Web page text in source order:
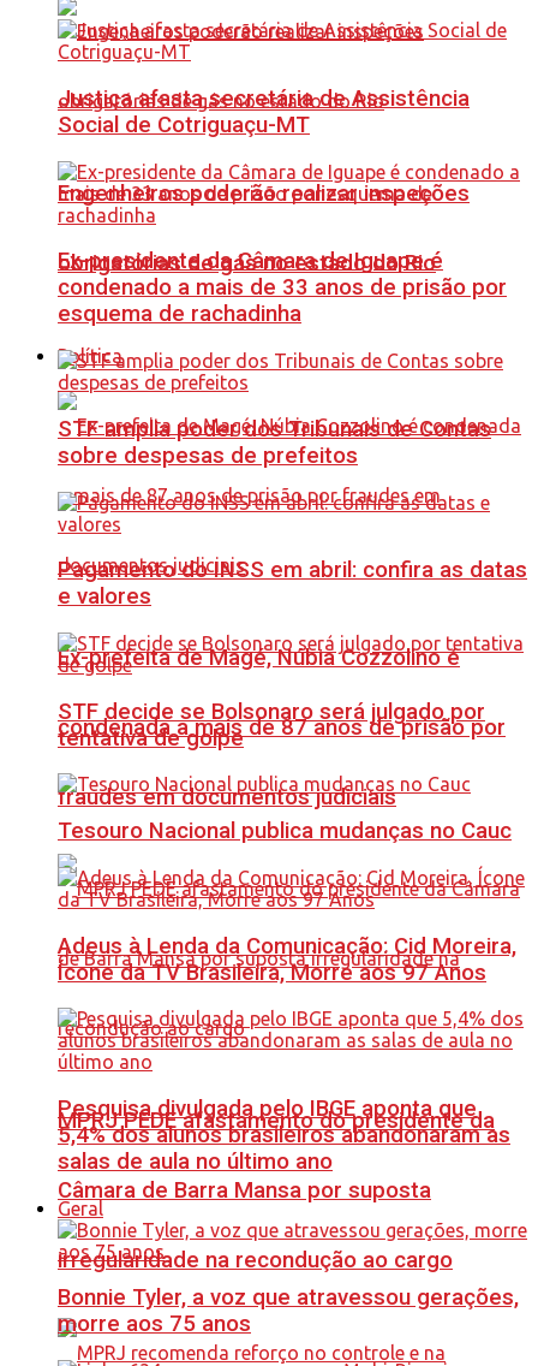
Engenheiros poderão realizar inspeções
obrigatórias de gás no estado do Rio
Política
Ex-prefeita de Magé, Núbia Cozzolino é
condenada a mais de 87 anos de prisão por
fraudes em documentos judiciais
MPRJ PEDE afastamento do presidente da
Câmara de Barra Mansa por suposta
irregularidade na recondução ao cargo
Justiça afasta secretária de Assistência
Social de Cotriguaçu-MT
Ex-presidente da Câmara de Iguape é
condenado a mais de 33 anos de prisão por
esquema de rachadinha
STF amplia poder dos Tribunais de Contas
sobre despesas de prefeitos
Pagamento do INSS em abril: confira as datas
e valores
STF decide se Bolsonaro será julgado por
tentativa de golpe
Tesouro Nacional publica mudanças no Cauc
Adeus à Lenda da Comunicação: Cid Moreira,
Ícone da TV Brasileira, Morre aos 97 Anos
Pesquisa divulgada pelo IBGE aponta que
5,4% dos alunos brasileiros abandonaram as
salas de aula no último ano
Geral
Bonnie Tyler, a voz que atravessou gerações,
morre aos 75 anos